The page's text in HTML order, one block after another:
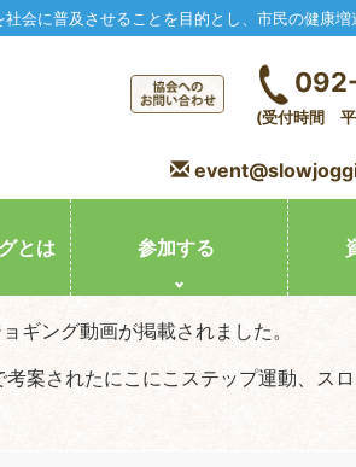
会に普及させることを目的とし、市民の健康増
(受付時間
とは 参加する
ギング動画が掲載されました。
案されたにこにこステップ運動、ス